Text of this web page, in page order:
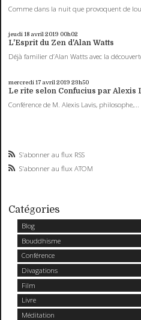
Comme dans la nuit que provoquent de
jeudi 18 avril 2019 00h02
L'Esprit du Zen d'Alan Watts
Déjà familier d’Alan Watts avec la
mercredi 17 avril 2019 23h50
Le rite selon Confucius par Alexis
Conférence de M. Alexis Lavis, philosophe,...
S'abonner au flux RSS
S'abonner au flux ATOM
Catégories
Blog
Bouddhisme
Conférence
Divagations
Film
Livre
Méditation